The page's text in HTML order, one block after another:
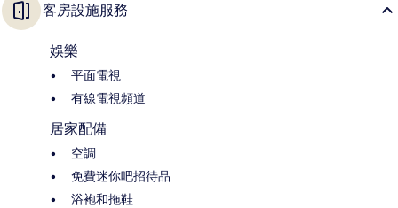
客房設施服務
娛樂
平面電視
有線電視頻道
居家配備
空調
免費迷你吧招待品
浴袍和拖鞋